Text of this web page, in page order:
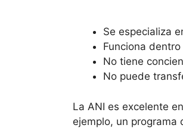
Se especializa
Funciona
No tiene
No puede
La ANI es excelente
ejemplo, un programa